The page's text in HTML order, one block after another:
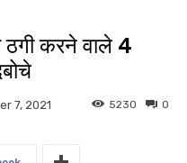
ठगी करने वाले 4
7, 2021 0
5230